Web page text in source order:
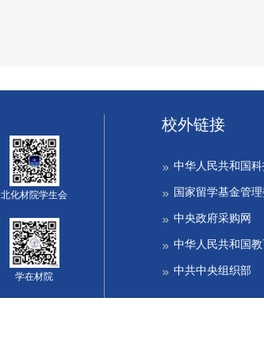
北化材院学生会
学在材院
校外链接
中华人民共和国
国家留学基金管
中央政府采购网
中华人民共和国
中共中央组织部